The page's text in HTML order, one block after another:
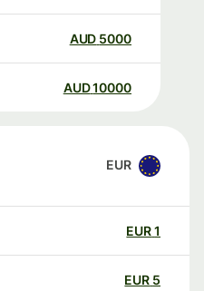
5000
AUD
10000
AUD
EUR
EUR
EUR